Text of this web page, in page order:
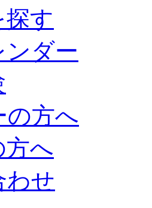
す
ンダー
の方へ
方へ
わせ